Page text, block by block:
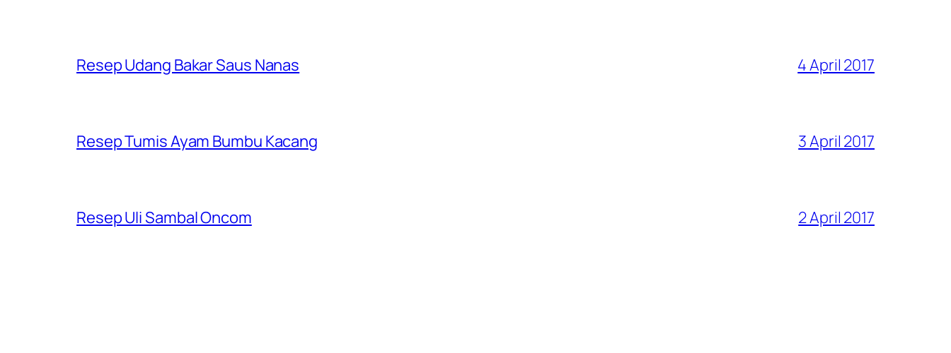
Resep Udang Bakar Saus Nanas 4 April 2017
Resep Tumis Ayam Bumbu Kacang 3 April 2017
Resep Uli Sambal Oncom 2 April 2017